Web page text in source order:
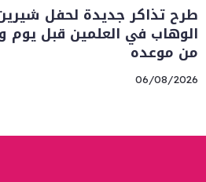
طرح تذاكر جديدة لحفل
الوهاب في العلمين قبل يوم
من موعده
06/08/2026